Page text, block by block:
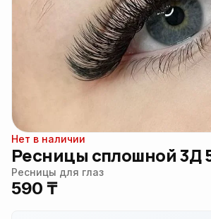
Нет в наличии
Ресницы сплошной 3Д
Ресницы для глаз
590 ₸